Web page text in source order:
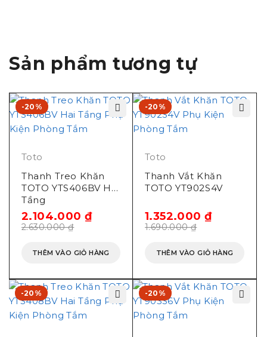
khăn YT406S6 TOTO
Loại tròn
Lớp mạ bền vững với thời gian
Dể vệ sinh
Bản vẽ thanh vắt khăn
TOTO YT406
Sản phẩm tương tự
-20%
Toto
Thanh Treo Khăn
TOTO YTS406BV Hai
Tầng
2.630.000₫
2.104.000₫
THÊM VÀO GIỎ HÀNG
-20%
Toto
Thanh Vắt Khăn
TOTO YT902S4V
1.690.000₫
1.352.000₫
THÊM VÀO GIỎ HÀNG
-20% -20%